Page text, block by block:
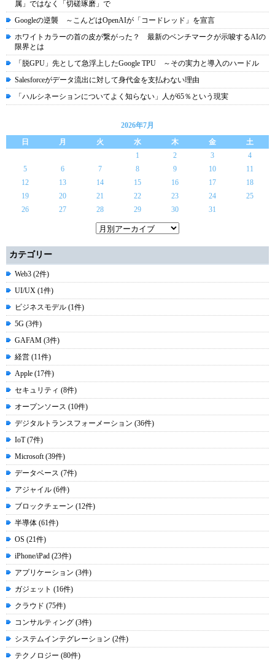
属」ではなく「切磋琢磨」で
Googleの逆襲 ～こんどはOpenAIが「コードレッド」を宣言
ホワイトカラーの首の皮が繋がった？ 最新のベンチマークが示唆するAIの
限界とは
「脱GPU」先として急浮上したGoogle TPU ～その実力と導入のハードル
Salesforceがデータ流出に対して身代金を支払わない理由
「ハルシネーションについてよく知らない」人が65％という現実
2026年7月
日
月 火 水 木 金
土
1
2 3
4
5
6 7 8 9 10
11
12
13 14 15 16 17
18
19
20 21 22 23 24
25
26
27 28 29 30 31
カテゴリー
Web3 (2件)
UI/UX (1件)
ビジネスモデル (1件)
5G (3件)
GAFAM (3件)
経営 (11件)
Apple (17件)
セキュリティ (8件)
オープンソース (10件)
デジタルトランスフォーメーション (36件)
IoT (7件)
Microsoft (39件)
データベース (7件)
アジャイル (6件)
ブロックチェーン (12件)
半導体 (61件)
OS (21件)
iPhone/iPad (23件)
アプリケーション (3件)
ガジェット (16件)
クラウド (75件)
コンサルティング (3件)
システムインテグレーション (2件)
テクノロジー (80件)